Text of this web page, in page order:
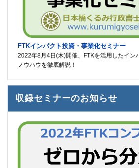
FTKインパクト投資・事業化セミナー
2022年8月4日(木)開催、FTKを活用したイン
ノウハウを徹底解説！
収録セミナーのお知らせ